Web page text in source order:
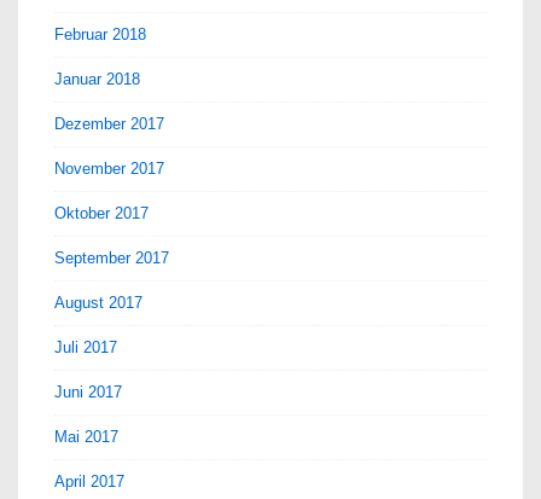
Februar 2018
Januar 2018
Dezember 2017
November 2017
Oktober 2017
September 2017
August 2017
Juli 2017
Juni 2017
Mai 2017
April 2017